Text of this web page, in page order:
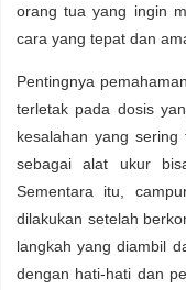
orang tua yang ingin
cara yang tepat dan
Pentingnya
terletak pada dosis
kesalahan yang
sebagai alat ukur
Sementara itu,
dilakukan setelah
langkah yang diambil
dengan hati-hati dan